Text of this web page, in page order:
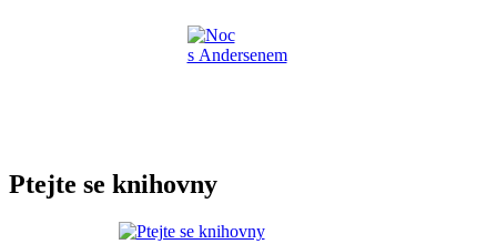
Ptejte se knihovny